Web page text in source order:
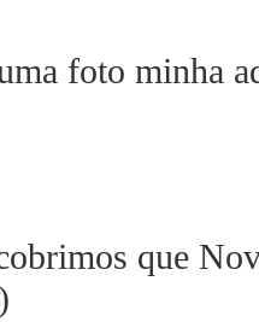
foto minha
que